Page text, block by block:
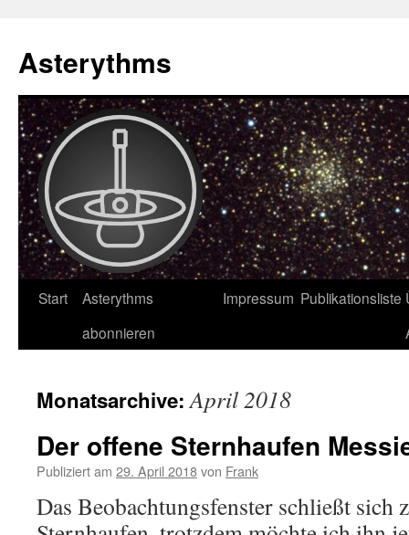
Asterythms
Zum
Start
Asterythms
abonnieren
Impressum Publikationsliste
Monatsarchive:April 2018
Der offene Sternhaufen
Publiziert am 29. April 2018von Frank
Das Beobachtungsfenster schließt sich